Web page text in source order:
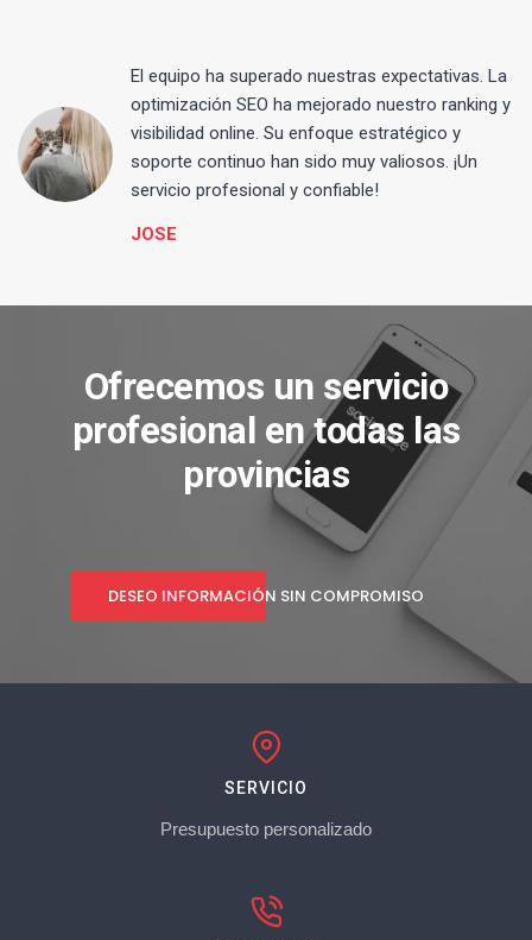
El equipo ha superado nuestras expectativas. La
optimización SEO ha mejorado nuestro ranking y
visibilidad online. Su enfoque estratégico y
soporte continuo han sido muy valiosos. ¡Un
servicio profesional y confiable!
JOSE
Ofrecemos un servicio
profesional en todas las
provincias
DESEO INFORMACIÓN SIN COMPROMISO
SERVICIO
Presupuesto personalizado